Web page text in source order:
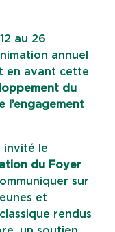
au 26
annuel
en avant cette
du
l’engagement
invité le
du Foyer
sur
et
rendus